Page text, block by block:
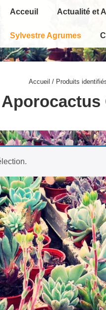
Main
Navigation
Acceuil Actualité et
Sylvestre Agrumes
Accueil / Produits
Aporocactus